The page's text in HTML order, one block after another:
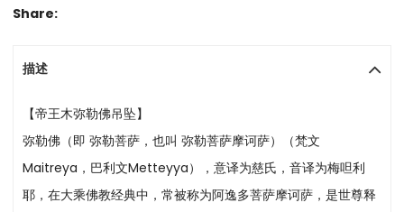
Share:
描述
【帝王木弥勒佛吊坠】
弥勒佛（即 弥勒菩萨，也叫 弥勒菩萨摩诃萨）（梵文
Maitreya，巴利文Metteyya），意译为慈氏，音译为梅呾利
耶，在大乘佛教经典中，常被称为阿逸多菩萨摩诃萨，是世尊释